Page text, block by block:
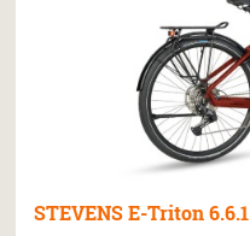
STEVENS E-Triton 6.6.1